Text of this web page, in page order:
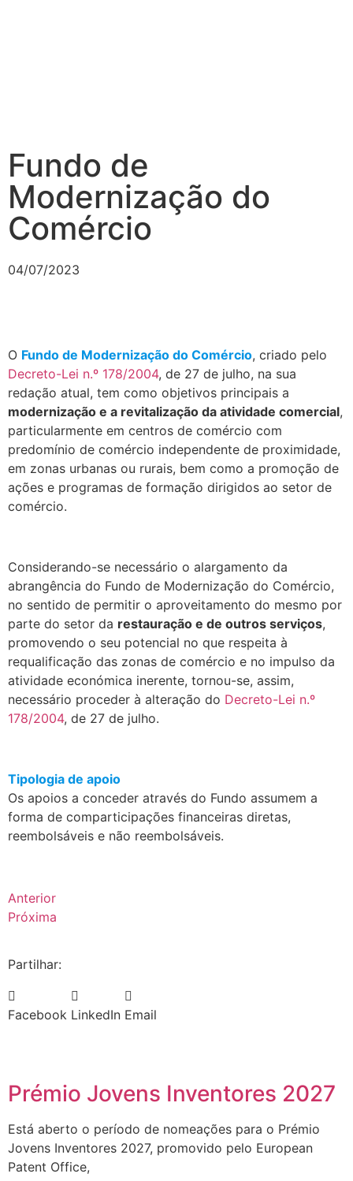
Fundo de
Modernização do
Comércio
04/07/2023
O Fundo de Modernização do Comércio, criado pelo
Decreto-Lei n.º 178/2004, de 27 de julho, na sua
redação atual, tem como objetivos principais a
modernização e a revitalização da atividade comercial,
particularmente em centros de comércio com
predomínio de comércio independente de proximidade,
em zonas urbanas ou rurais, bem como a promoção de
ações e programas de formação dirigidos ao setor de
comércio.
Considerando-se necessário o alargamento da
abrangência do Fundo de Modernização do Comércio,
no sentido de permitir o aproveitamento do mesmo por
parte do setor da restauração e de outros serviços,
promovendo o seu potencial no que respeita à
requalificação das zonas de comércio e no impulso da
atividade económica inerente, tornou-se, assim,
necessário proceder à alteração do Decreto-Lei n.º
178/2004, de 27 de julho.
Tipologia de apoio
Os apoios a conceder através do Fundo assumem a
forma de comparticipações financeiras diretas,
reembolsáveis e não reembolsáveis.
Anterior
Próxima
Partilhar:
Facebook LinkedIn Email
Prémio Jovens Inventores 2027
Está aberto o período de nomeações para o Prémio
Jovens Inventores 2027, promovido pelo European
Patent Office,